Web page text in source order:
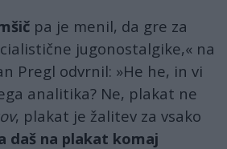
pa je menil, da gre za
jugonostalgike,« na
Pregl odvrnil: »He he, in vi
analitika? Ne, plakat ne
, plakat je žalitev za vsako
daš na plakat komaj